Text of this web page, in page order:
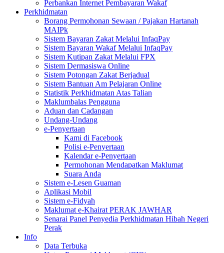
Perbankan Internet Pembayaran Wakaf
Perkhidmatan
Borang Permohonan Sewaan / Pajakan Hartanah
MAIPk
Sistem Bayaran Zakat Melalui InfaqPay
Sistem Bayaran Wakaf Melalui InfaqPay
Sistem Kutipan Zakat Melalui FPX
Sistem Dermasiswa Online
Sistem Potongan Zakat Berjadual
Sistem Bantuan Am Pelajaran Online
Statistik Perkhidmatan Atas Talian
Maklumbalas Pengguna
Aduan dan Cadangan
Undang-Undang
e-Penyertaan
Kami di Facebook
Polisi e-Penyertaan
Kalendar e-Penyertaan
Permohonan Mendapatkan Maklumat
Suara Anda
Sistem e-Lesen Guaman
Aplikasi Mobil
Sistem e-Fidyah
Maklumat e-Khairat PERAK JAWHAR
Senarai Panel Penyedia Perkhidmatan Hibah Negeri
Perak
Info
Data Terbuka